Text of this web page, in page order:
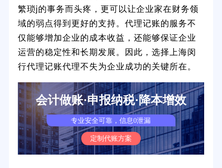
繁琐j的事务而头疼，更可以让企业家在财务领
域的弱点得到更好的支持。代理记账的服务不
仅能够增加企业的成本收益，还能够保证企业
运营的稳定性和长期发展。因此，选择上海闵
行代理记账代理不失为企业成功的关键所在。
会计做账·申报纳税·降本增效
专业安全可靠，信息0泄漏
定制代账方案